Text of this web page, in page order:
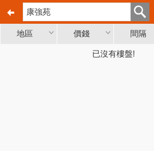
地區 價錢 間隔
已沒有樓盤!